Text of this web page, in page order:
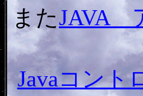
またJAVA
Javaコント